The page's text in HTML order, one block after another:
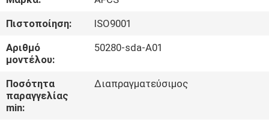
ΕΜΆΣ
ΞΕΝΆΓΗΣΗ
ΣΤΟ
ΕΡΓΟΣΤΆΣΙΟ
Πιστοποίηση:
ISO9001
Αριθμό
μοντέλου:
50280-sda-A01
Ποσότητα
παραγγελίας
min:
Διαπραγματεύσιμος